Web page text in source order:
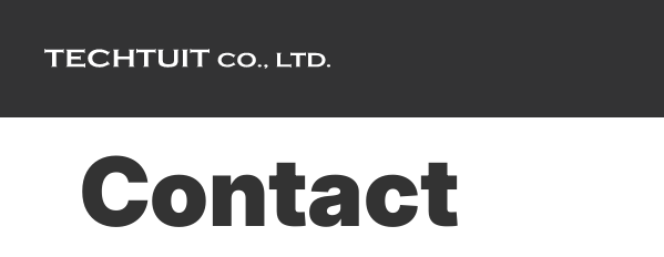
Contact